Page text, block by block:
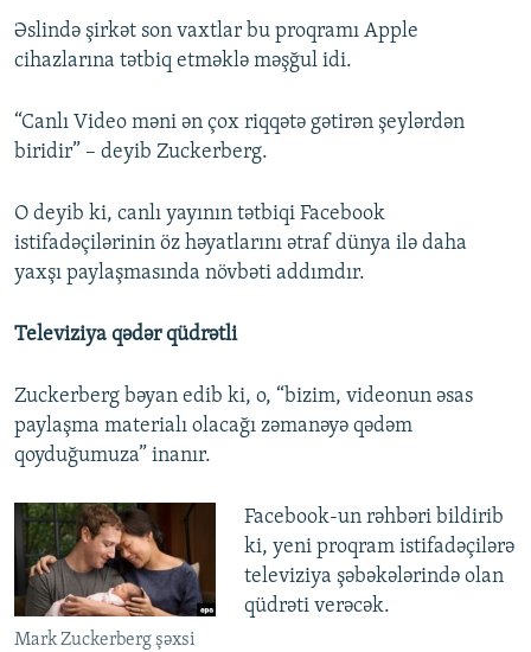
Əslində şirkət son vaxtlar bu proqramı Apple
cihazlarına tətbiq etməklə məşğul idi.
“Canlı Video məni ən çox riqqətə gətirən şeylərdən
biridir” – deyib Zuckerberg.
O deyib ki, canlı yayının tətbiqi Facebook
istifadəçilərinin öz həyatlarını ətraf dünya ilə daha
yaxşı paylaşmasında növbəti addımdır.
Televiziya qədər qüdrətli
Zuckerberg bəyan edib ki, o, “bizim, videonun əsas
paylaşma materialı olacağı zəmanəyə qədəm
qoyduğumuza” inanır.
Mark Zuckerberg şəxsi
Facebook-un rəhbəri bildirib
ki, yeni proqram istifadəçilərə
televiziya şəbəkələrində olan
qüdrəti verəcək.